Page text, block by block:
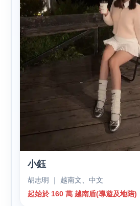
小鈺
胡志明 ｜ 越南文、中文
起始於 160 萬 越南盾(導遊及地陪)